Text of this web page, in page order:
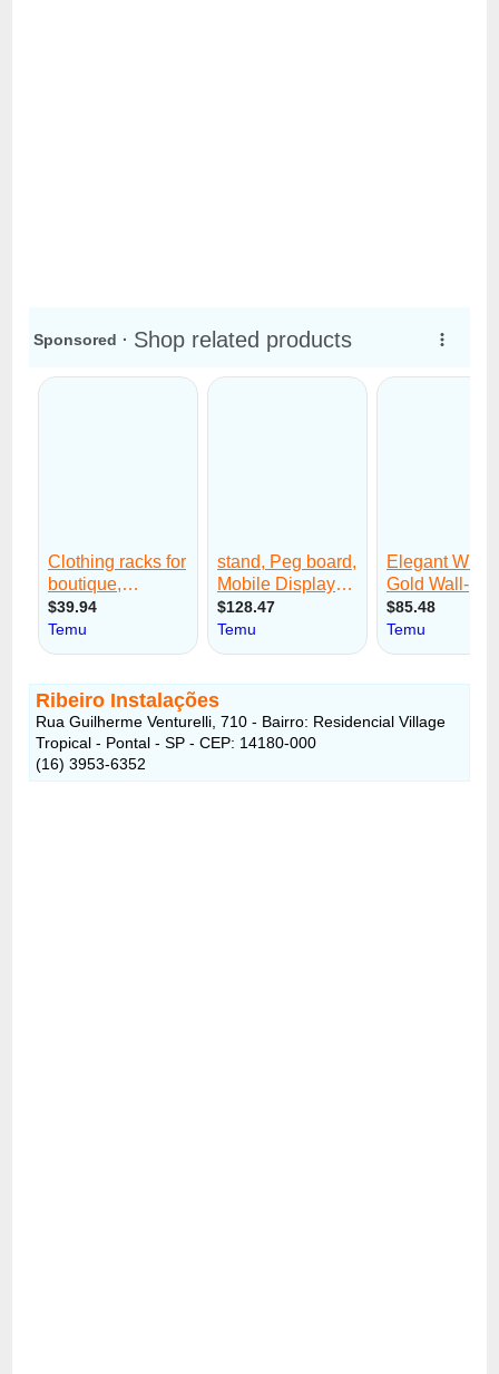
Ribeiro Instalações
Rua Guilherme Venturelli, 710 - Bairro: Residencial Village
Tropical - Pontal - SP - CEP: 14180-000
(16) 3953-6352